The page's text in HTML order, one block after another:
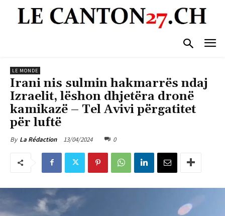
LE MONDE
Irani nis sulmin hakmarrës ndaj
Izraelit, lëshon dhjetëra dronë
kamikazë – Tel Avivi përgatitet
për luftë
By La Rédaction 13/04/2024 0